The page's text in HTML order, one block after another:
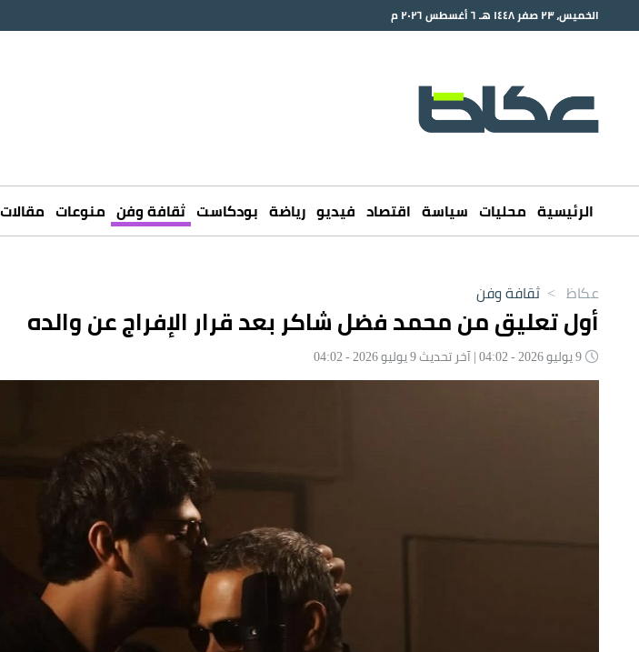
الخميس، ٢٣ صفر ١٤٤٨ هـ ٦ أغسطس ٢٠٢٦ م
الرئيسية محليات سياسة اقتصاد فيديو رياضة بودكاست ثقافة وفن منوعات مقالات
عكاظ > ثقافة وفن
أول تعليق من محمد فضل شاكر بعد قرار الإفراج عن والده